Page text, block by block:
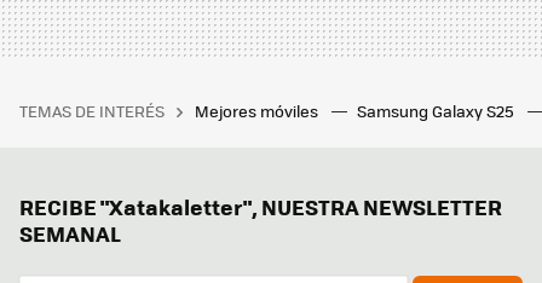
TEMAS DE INTERÉS Mejores móviles Samsung Galaxy S25
RECIBE "Xatakaletter", NUESTRA NEWSLETTER
SEMANAL